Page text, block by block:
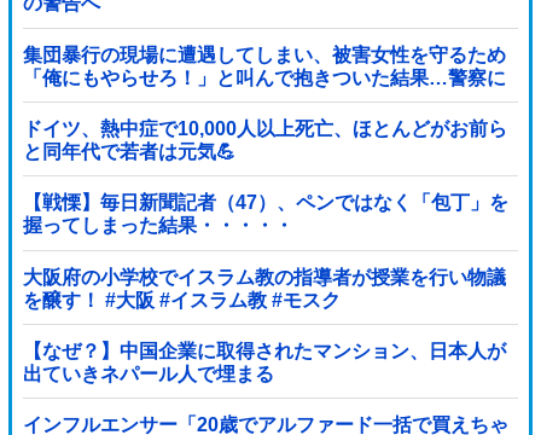
集団暴行の現場に遭遇してしまい、被害女性を守るため
「俺にもやらせろ！」と叫んで抱きついた結果…警察に
連行され〇〇扱いされる悲劇へ←機転を利かせた結果が
裏目に出すぎて惨事
ドイツ、熱中症で10,000人以上死亡、ほとんどがお前ら
と同年代で若者は元気💪
【戦慄】毎日新聞記者（47）、ペンではなく「包丁」を
握ってしまった結果・・・・・
大阪府の小学校でイスラム教の指導者が授業を行い物議
を醸す！ #大阪 #イスラム教 #モスク
【なぜ？】中国企業に取得されたマンション、日本人が
出ていきネパール人で埋まる
インフルエンサー「20歳でアルファード一括で買えちゃ